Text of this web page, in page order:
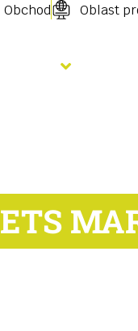
Obchod Oblast
ETS